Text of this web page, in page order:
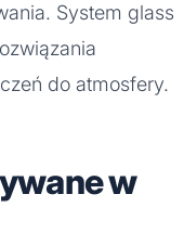
System glass
do atmosfery.
w